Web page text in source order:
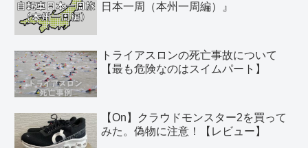
日本一周（本州一周編）』
トライアスロンの死亡事故について
【最も危険なのはスイムパート】
【On】クラウドモンスター2を買って
みた。偽物に注意！【レビュー】